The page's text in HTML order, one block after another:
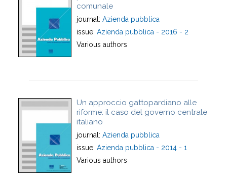
comunale
journal: Azienda pubblica
issue: Azienda pubblica - 2016 - 2
Various authors
Un approccio gattopardiano alle
riforme: il caso del governo centrale
italiano
journal: Azienda pubblica
issue: Azienda pubblica - 2014 - 1
Various authors